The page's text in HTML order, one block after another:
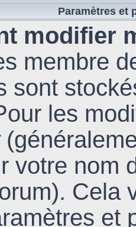
Paramètres et
modifier
membre
sont
les
votre nom
Cela
et